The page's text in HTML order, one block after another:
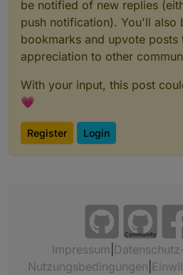
be notified of new replies
push notification). You'll also
bookmarks and upvote posts
appreciation to other
With your input, this post
💗
Register Login
Community
Impressum
Nutzungsbedingungen